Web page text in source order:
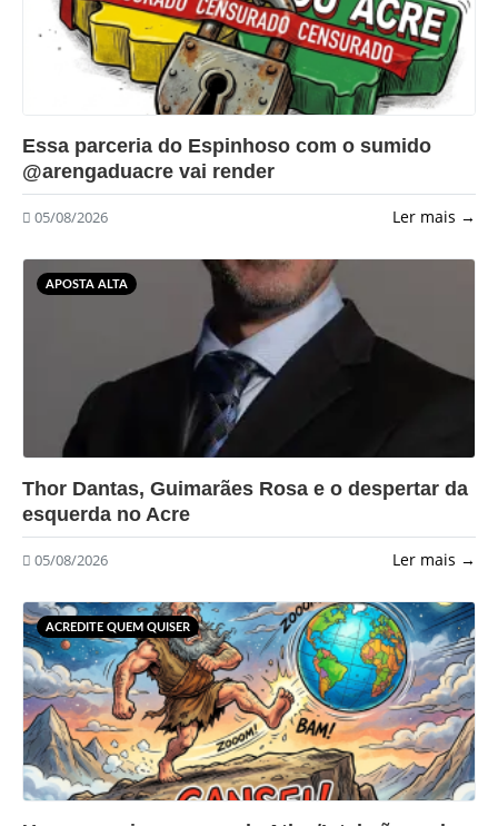
?>
Essa parceria do Espinhoso com o sumido
@arengaduacre vai render
05/08/2026 Ler mais →
APOSTA ALTA
?>
Thor Dantas, Guimarães Rosa e o despertar da
esquerda no Acre
05/08/2026 Ler mais →
ACREDITE QUEM QUISER